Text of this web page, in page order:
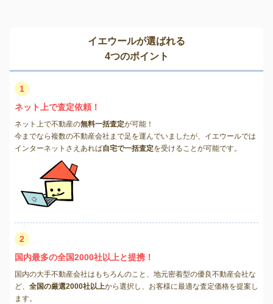
イエウールが選ばれる
4つのポイント
1
ネット上で査定依頼！
ネット上で不動産の無料一括査定が可能！
今までなら複数の不動産会社まで足を運んでいましたが、イエウールでは
インターネットさえあれば自宅で一括査定を受けることが可能です。
2
国内最多の全国2000社以上と提携！
国内の大手不動産会社はもちろんのこと、地元密着型の優良不動産会社な
ど、 全国の厳選2000社以上から選択し、お客様に最適な査定価格を提案し
ます。